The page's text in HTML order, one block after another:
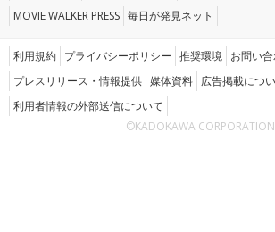
MOVIE WALKER PRESS 毎日が発見ネット
利用規約 プライバシーポリシー 推奨環境 お問い
プレスリリース・情報提供 媒体資料 広告掲載につ
利用者情報の外部送信について
©KADOKAWA CORPORATION